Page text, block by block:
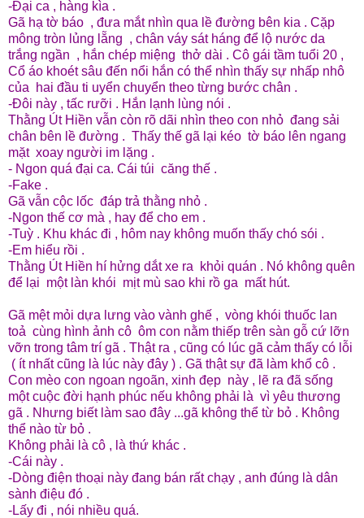
-Đại ca , hàng kìa .
Gã hạ tờ báo , đưa mắt nhìn qua lề đường bên kia . Cặp
mông tròn lủng lẵng , chân váy sát háng để lộ nước da
trắng ngần , hắn chép miệng thở dài . Cô gái tầm tuổi 20 ,
Cổ áo khoét sâu đến nổi hắn có thể nhìn thấy sự nhấp nhô
của hai đầu ti uyển chuyển theo từng bước chân .
-Đôi này , tấc rưỡi . Hắn lạnh lùng nói .
Thằng Út Hiền vẫn còn rõ dãi nhìn theo con nhỏ đang sải
chân bên lề đường . Thấy thế gã lại kéo tờ báo lên ngang
mặt xoay người im lặng .
- Ngon quá đại ca. Cái túi căng thế .
-Fake .
Gã vẫn cộc lốc đáp trả thằng nhỏ .
-Ngon thế cơ mà , hay để cho em .
-Tuỳ . Khu khác đi , hôm nay không muốn thấy chó sói .
-Em hiểu rồi .
Thằng Út Hiền hí hửng dắt xe ra khỏi quán . Nó không quên
để lại một làn khói mịt mù sao khi rồ ga mất hút.
Gã mệt mỏi dựa lưng vào vành ghế , vòng khói thuốc lan
toả cùng hình ảnh cô ôm con nằm thiếp trên sàn gỗ cứ lỡn
vỡn trong tâm trí gã . Thật ra , cũng có lúc gã cảm thấy có lỗi
( ít nhất cũng là lúc này đây ) . Gã thật sự đã làm khổ cô .
Con mèo con ngoan ngoãn, xinh đẹp này , lẽ ra đã sống
một cuộc đời hạnh phúc nếu không phải là vì yêu thương
gã . Nhưng biết làm sao đây ...gã không thể từ bỏ . Không
thể nào từ bỏ .
Không phải là cô , là thứ khác .
-Cái này .
-Dòng điện thoại này đang bán rất chạy , anh đúng là dân
sành điệu đó .
-Lấy đi , nói nhiều quá.